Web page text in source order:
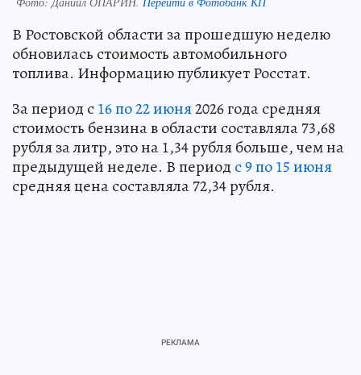
В Ростовской области за прошедшую неделю
обновилась стоимость автомобильного
топлива. Информацию публикует Росстат.
За период с16 по 22 июня2026 года средняя
стоимость бензина в области составляла 73,68
рубля за литр, это на 1,34 рубля больше, чем на
предыдущей неделе. В период с 9 по 15 июня
средняя цена составляла 72,34 рубля.